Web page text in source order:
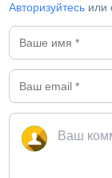
Авторизуйтесь или